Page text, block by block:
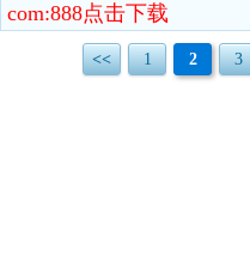
com:888点击下载
<< 1 2 3